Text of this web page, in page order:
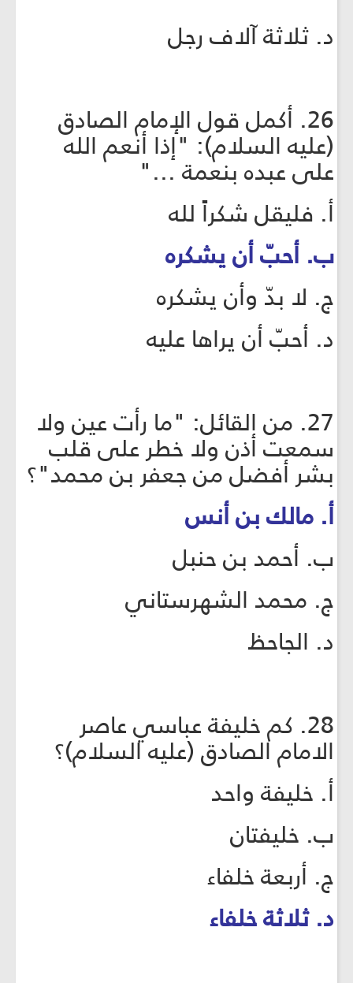
د. ثلاثة آلاف رجل
26. أكمل قول الإمام الصادق
(عليه السلام): "إذا أنعم الله
على عبده بنعمة ..."
أ. فليقل شكراً لله
ب. أحبّ أن يشكره
ج. لا بدّ وأن يشكره
د. أحبّ أن يراها عليه
27. من القائل: "ما رأت عين ولا
سمعت أذن ولا خطر على قلب
بشر أفضل من جعفر بن محمد"؟
أ. مالك بن أنس
ب. أحمد بن حنبل
ج. محمد الشهرستاني
د. الجاحظ
28. كم خليفة عباسي عاصر
الامام الصادق (عليه السلام)؟
أ. خليفة واحد
ب. خليفتان
ج. أربعة خلفاء
د. ثلاثة خلفاء